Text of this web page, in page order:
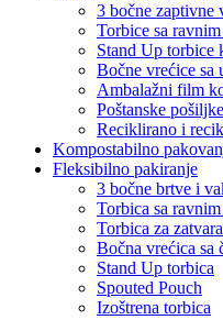
3 bočne zaptivne
Torbice sa
Stand Up torbice
Bočne vrećice sa
Ambalažni film
Poštanske
Reciklirano i
Kompostabilno
Fleksibilno pakiranje
3 bočne brtve i
Torbica sa
Torbica za
Bočna vrećica sa
Stand Up torbica
Spouted Pouch
Izoštrena torbica